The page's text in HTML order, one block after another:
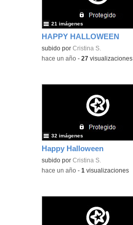
HAPPY HALLOWEEN
Contenido educativo.
subido porCristina S.
21 imágenes
-hace un año -27 visualizaciones
Happy Halloween
Contenido educativo.
subido porCristina S.
32 imágenes
-hace un año -1 visualizaciones